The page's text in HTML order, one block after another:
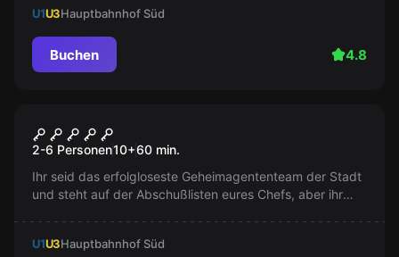
U1U3Hauptbahnhof Süd
Buchen 4.8
Das Büro das Hamburger
Hafenkapitäns
2-6 Personen10+60 min.
Ihr seid das erfolgloseste Geheimagententeam der Stadt
und steht auf der Abschußlisten eures Chefs, aber ihr
Hafenkapitän zu finden? Ein Escape Room Abenteuer für
U1U3Hauptbahnhof Süd